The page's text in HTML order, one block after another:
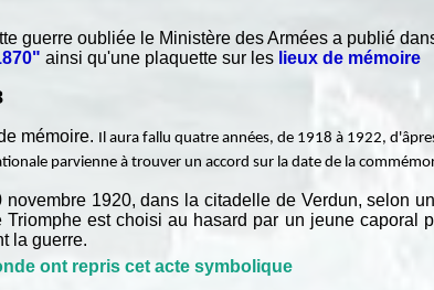
guerre oubliée le Ministère des Armées a publié
ainsi qu'une plaquette sur les lieux de mémoire
mémoire. Il aura fallu quatre années, de 1918 à 1922,
parvienne à trouver un accord sur la date de la
novembre 1920, dans la citadelle de Verdun, selon
est choisi au hasard par un jeune caporal
la guerre.
ont repris cet acte symbolique